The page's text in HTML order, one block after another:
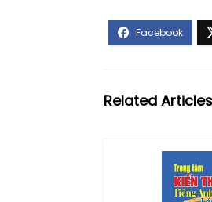
Related Articles